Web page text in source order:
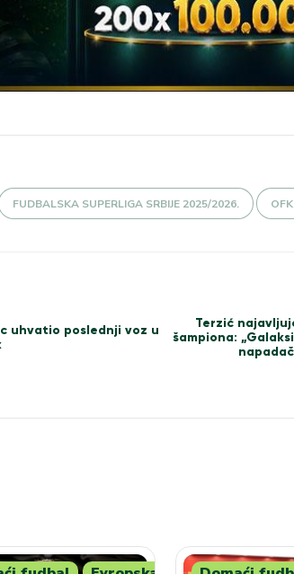
FUDBALSKA SUPERLIGA SRBIJE 2025/2026.
uhvatio poslednji voz u
Terzić
šampiona: